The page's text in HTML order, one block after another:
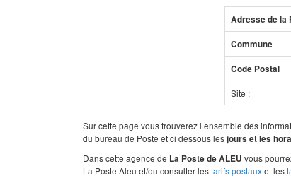
Adresse de la
Commune
Code Postal
Site :
Sur cette page vous trouverez l ensemble des
du bureau de Poste et ci dessous lesjours et les
Dans cette agence de La Poste de ALEU vous
La Poste Aleu et/ou consulter lestarifs postauxet les